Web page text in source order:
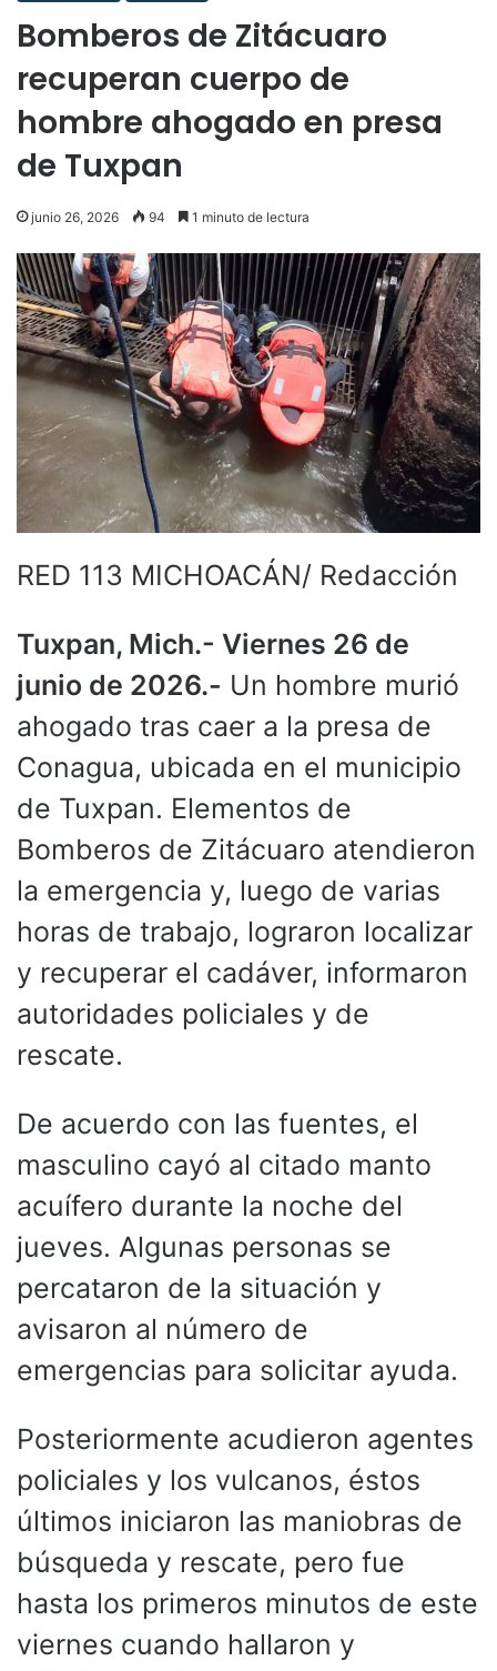
Bomberos de Zitácuaro
recuperan cuerpo de
hombre ahogado en presa
de Tuxpan
junio 26, 2026 94 1 minuto de lectura
RED 113 MICHOACÁN/ Redacción
Tuxpan, Mich.- Viernes 26 de
junio de 2026.- Un hombre murió
ahogado tras caer a la presa de
Conagua, ubicada en el municipio
de Tuxpan. Elementos de
Bomberos de Zitácuaro atendieron
la emergencia y, luego de varias
horas de trabajo, lograron localizar
y recuperar el cadáver, informaron
autoridades policiales y de
rescate.
De acuerdo con las fuentes, el
masculino cayó al citado manto
acuífero durante la noche del
jueves. Algunas personas se
percataron de la situación y
avisaron al número de
emergencias para solicitar ayuda.
Posteriormente acudieron agentes
policiales y los vulcanos, éstos
últimos iniciaron las maniobras de
búsqueda y rescate, pero fue
hasta los primeros minutos de este
viernes cuando hallaron y